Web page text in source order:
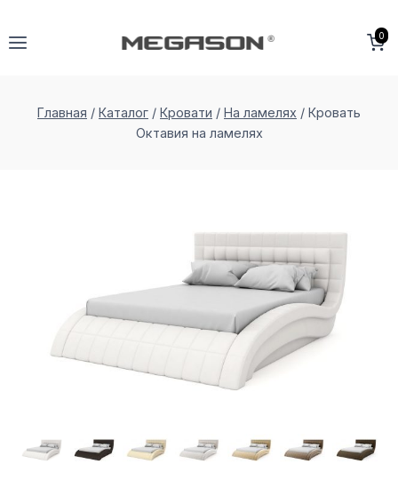
0
Главная / Каталог / Кровати / На ламелях / Кровать
Октавия на ламеляx